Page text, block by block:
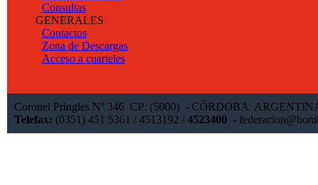
Consultas
GENERALES
Contactos
Zona de Descargas
Acceso a cuarteles
Coronel Pringles Nº 346 CP: (5000) - CÓRDOBA
Telefax: (0351) 451 5361 / 4513192 / 4523400-